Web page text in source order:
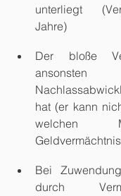
unterliegt
Jahre)
Der bloße
hat (er kann
welchen
Bei
durch